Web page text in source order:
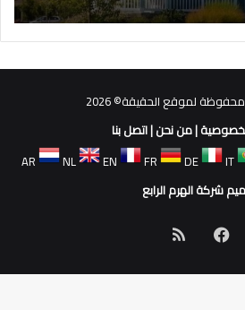
لموقع الحقيقة© 2026
|من نحن|اتصل بنا
AR
NL EN FR DE IT
شركة الهرم الرابع
فيسبوك
الموقع